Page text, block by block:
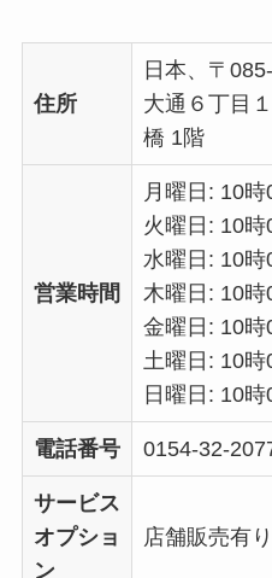
住所
日本、〒
大通６丁目
橋 1階
営業時間
月曜日: 10
火曜日: 10
水曜日: 10
木曜日: 10
金曜日: 10
土曜日: 10
日曜日: 10
電話番号 0154-32-
サービス
オプショ
ン
店舗販売有り